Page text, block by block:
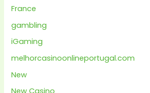
France
gambling
iGaming
melhorcasinoonlineportugal.com
New